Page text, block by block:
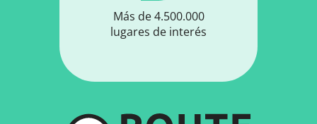
Más de 4.500.000
lugares de interés